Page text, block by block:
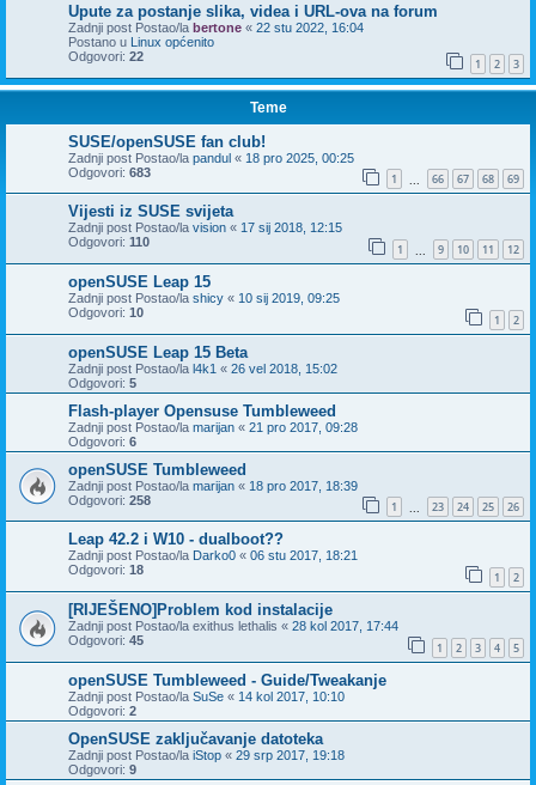
Upute za postanje slika, videa i URL-ova na forum
Zadnji post Postao/la bertone « 22 stu 2022, 16:04
Postano u Linux općenito
Odgovori: 22 1 2 3
Teme
SUSE/openSUSE fan club!
Zadnji post Postao/la pandul « 18 pro 2025, 00:25
Odgovori: 683 1 66 67 68 69
Vijesti iz SUSE svijeta
Zadnji post Postao/la vision « 17 sij 2018, 12:15
Odgovori: 110 1 9 10 11 12
openSUSE Leap 15
Zadnji post Postao/la shicy « 10 sij 2019, 09:25
Odgovori: 10 1 2
openSUSE Leap 15 Beta
Zadnji post Postao/la l4k1 « 26 vel 2018, 15:02
Odgovori: 5
Flash-player Opensuse Tumbleweed
Zadnji post Postao/la marijan « 21 pro 2017, 09:28
Odgovori: 6
openSUSE Tumbleweed
Zadnji post Postao/la marijan « 18 pro 2017, 18:39
Odgovori: 258 1 23 24 25 26
Leap 42.2 i W10 - dualboot??
Zadnji post Postao/la Darko0 « 06 stu 2017, 18:21
Odgovori: 18 1 2
[RIJEŠENO]Problem kod instalacije
Zadnji post Postao/la exithus lethalis « 28 kol 2017, 17:44
Odgovori: 45 1 2 3 4 5
openSUSE Tumbleweed - Guide/Tweakanje
Zadnji post Postao/la SuSe « 14 kol 2017, 10:10
Odgovori: 2
OpenSUSE zaključavanje datoteka
Zadnji post Postao/la iStop « 29 srp 2017, 19:18
Odgovori: 9